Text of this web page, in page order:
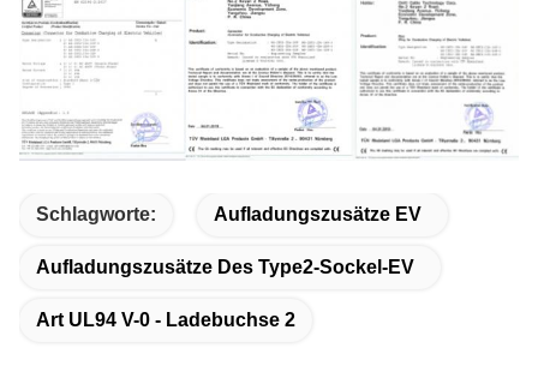
Schlagworte: Aufladungszusätze EV
Aufladungszusätze Des Type2-Sockel-EV
Art UL94 V-0 - Ladebuchse 2